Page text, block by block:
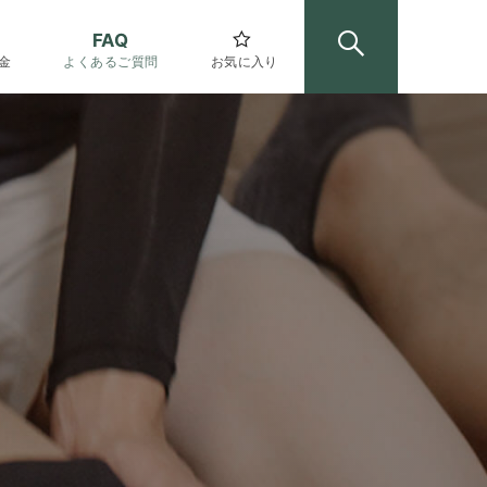
FAQ
よくあるご質問 お気に入り